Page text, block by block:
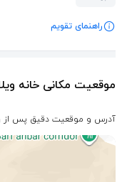
راهنمای تقویم
موقعیت مکانی خانه
آدرس و موقعیت دقیق پس از